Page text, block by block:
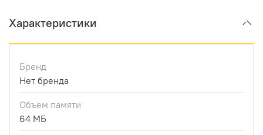
Характеристики
Бренд
Нет бренда
Объем памяти
64 МБ